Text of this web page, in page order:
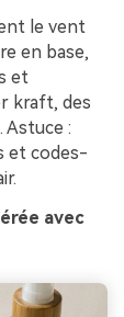
le vent
en base,
et
kraft, des
Astuce :
et codes-
avec